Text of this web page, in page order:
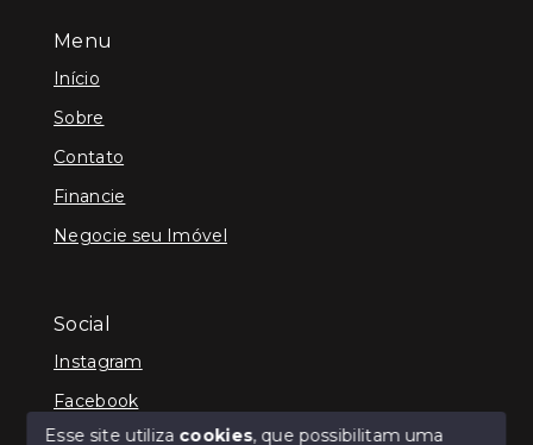
Menu
Início
Sobre
Contato
Financie
Negocie seu Imóvel
Social
Instagram
Facebook
Esse site utiliza cookies, que possibilitam uma